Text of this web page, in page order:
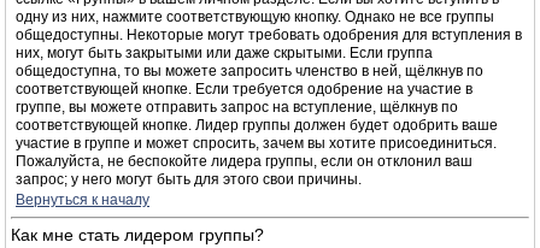
одну из них, нажмите соответствующую кнопку. Однако не все группы
общедоступны. Некоторые могут требовать одобрения для вступления в
них, могут быть закрытыми или даже скрытыми. Если группа
общедоступна, то вы можете запросить членство в ней, щёлкнув по
соответствующей кнопке. Если требуется одобрение на участие в
группе, вы можете отправить запрос на вступление, щёлкнув по
соответствующей кнопке. Лидер группы должен будет одобрить ваше
участие в группе и может спросить, зачем вы хотите присоединиться.
Пожалуйста, не беспокойте лидера группы, если он отклонил ваш
запрос; у него могут быть для этого свои причины.
Вернуться к началу
Как мне стать лидером группы?